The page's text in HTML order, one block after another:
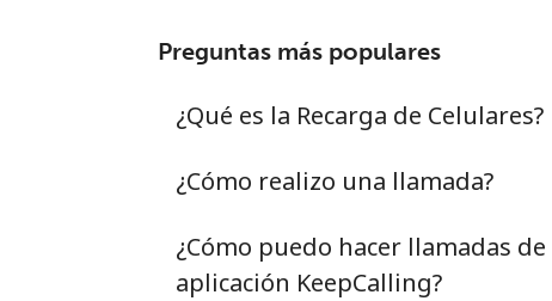
Preguntas más populares
¿Qué es la Recarga de Celulares?
¿Cómo realizo una llamada?
¿Cómo puedo hacer llamadas
aplicación KeepCalling?